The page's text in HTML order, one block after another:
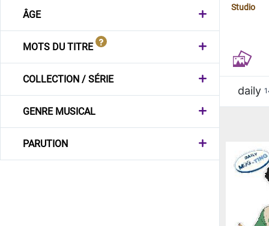
ÂGE
MOTS DU TITRE
COLLECTION / SÉRIE
GENRE MUSICAL
PARUTION
Studio
daily